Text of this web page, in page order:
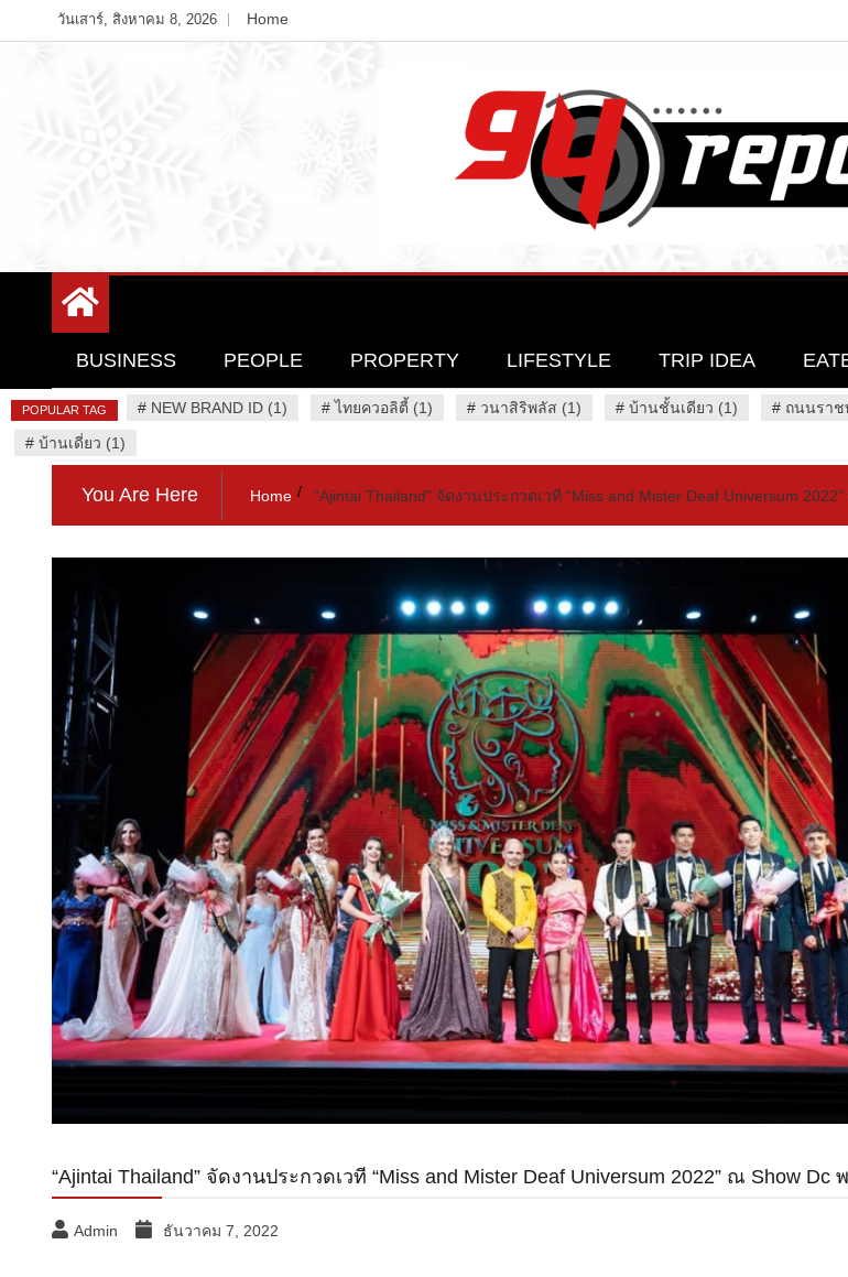
to
วันเสาร์, สิงหาคม 8, 2026 Home
94 Report.com
BUSINESS PEOPLE PROPERTY LIFESTYLE TRIP IDEA
POPULAR TAG # NEW BRAND ID (1) #ไทยควอลิตี้ (1) # วนาสิริพลัส (1) # บ้านชั้นเดียว (1) # ถนนราช
# บ้านเดี่ยว (1)
You Are Here Home “Ajintai Thailand” จัดงานประกวดเวที “Miss and Mister Deaf Universum
“Ajintai Thailand” จัดงานประกวดเวที “Miss and Mister Deaf Universum 2022” ณ Show Dc
Admin ธันวาคม 7, 2022